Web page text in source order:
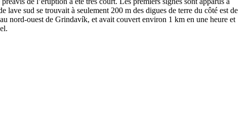
sud se trouvait à seulement 200 m des digues de terre du côté est de
nord-ouest de Grindavík, et avait couvert environ 1 km en une heure et